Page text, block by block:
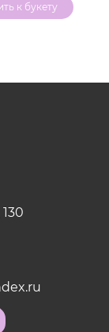
к букету